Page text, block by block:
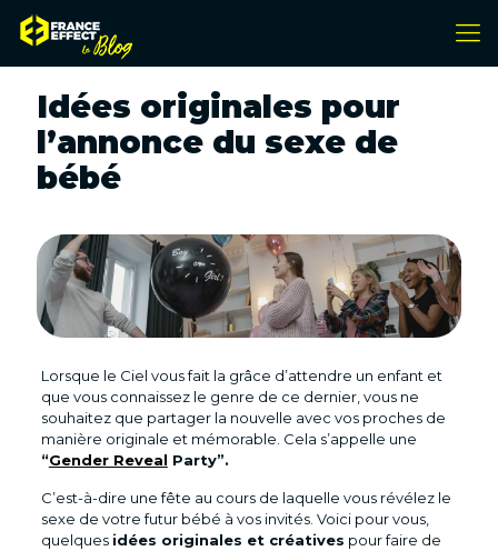
Idées originales pour
l’annonce du sexe de
bébé
Lorsque le Ciel vous fait la grâce d’attendre un enfant et
que vous connaissez le genre de ce dernier, vous ne
souhaitez que partager la nouvelle avec vos proches de
manière originale et mémorable. Cela s’appelle une
“Gender Reveal Party”.
C’est-à-dire une fête au cours de laquelle vous révélez le
sexe de votre futur bébé à vos invités. Voici pour vous,
quelques idées originales et créatives pour faire de